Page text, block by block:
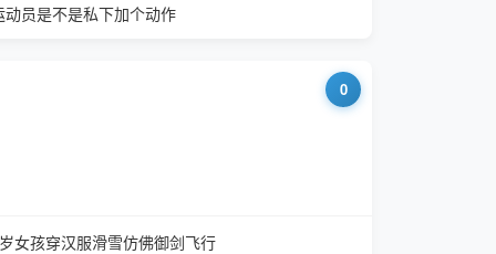
动员是不是私下加个动作
0
女孩穿汉服滑雪仿佛御剑飞行